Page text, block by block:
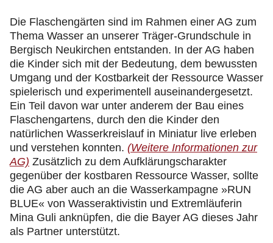
Die Flaschengärten sind im Rahmen einer AG zum
Thema Wasser an unserer Träger-Grundschule in
Bergisch Neukirchen entstanden. In der AG haben
die Kinder sich mit der Bedeutung, dem bewussten
Umgang und der Kostbarkeit der Ressource Wasser
spielerisch und experimentell auseinandergesetzt.
Ein Teil davon war unter anderem der Bau eines
Flaschengartens, durch den die Kinder den
natürlichen Wasserkreislauf in Miniatur live erleben
und verstehen konnten. (Weitere Informationen zur
AG) Zusätzlich zu dem Aufklärungscharakter
gegenüber der kostbaren Ressource Wasser, sollte
die AG aber auch an die Wasserkampagne »RUN
BLUE« von Wasseraktivistin und Extremläuferin
Mina Guli anknüpfen, die die Bayer AG dieses Jahr
als Partner unterstützt.